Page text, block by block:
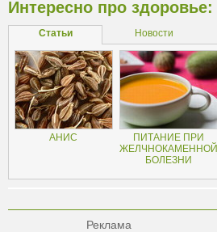
Интересно про здоровье:
Статьи Новости
АНИС
ПИТАНИЕ ПРИ
ЖЕЛЧНОКАМЕННОЙ
БОЛЕЗНИ
Реклама